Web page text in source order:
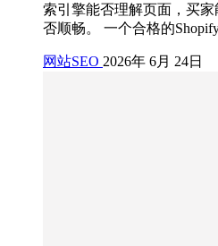
索引擎能否理解页面，买
否顺畅。 一个合格的
网站SEO 2026年 6月 24日